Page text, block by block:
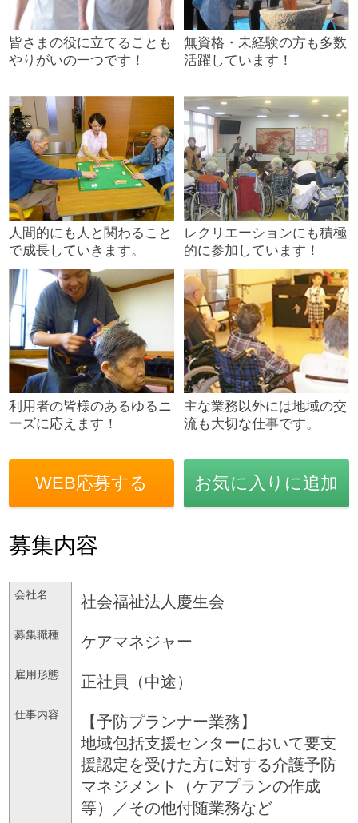
皆さまの役に立てることも
やりがいの一つです！
無資格・未経験の方も多数
活躍しています！
人間的にも人と関わること
で成長していきます。
レクリエーションにも積極
的に参加しています！
利用者の皆様のあるゆるニ
ーズに応えます！
主な業務以外には地域の交
流も大切な仕事です。
WEB応募する お気に入りに追加
募集内容
会社名 社会福祉法人慶生会
募集職種 ケアマネジャー
雇用形態 正社員（中途）
仕事内容
【予防プランナー業務】
地域包括支援センターにおいて要支
援認定を受けた方に対する介護予防
マネジメント（ケアプランの作成
等）／その他付随業務など